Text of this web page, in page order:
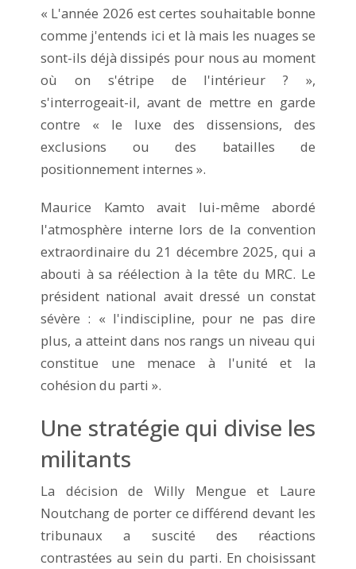
« L'année 2026 est certes souhaitable bonne
comme j'entends ici et là mais les nuages se
sont-ils déjà dissipés pour nous au moment
où on s'étripe de l'intérieur ? »,
s'interrogeait-il, avant de mettre en garde
contre « le luxe des dissensions, des
exclusions ou des batailles de
positionnement internes ».
Maurice Kamto avait lui-même abordé
l'atmosphère interne lors de la convention
extraordinaire du 21 décembre 2025, qui a
abouti à sa réélection à la tête du MRC. Le
président national avait dressé un constat
sévère : « l'indiscipline, pour ne pas dire
plus, a atteint dans nos rangs un niveau qui
constitue une menace à l'unité et la
cohésion du parti ».
Une stratégie qui divise les
militants
La décision de Willy Mengue et Laure
Noutchang de porter ce différend devant les
tribunaux a suscité des réactions
contrastées au sein du parti. En choisissant